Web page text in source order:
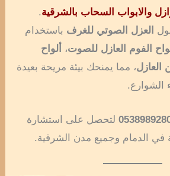
والابواب السحاب بالشرقية.
العزل الصوتي للغرف باستخدام
الفوم العازل للصوت،
ألواح
العازل، مما يمنحك بيئة مريحة بعيدة
الشوارع.
لتحصل على استشارة
في الدمام وجميع مدن الشرقية.